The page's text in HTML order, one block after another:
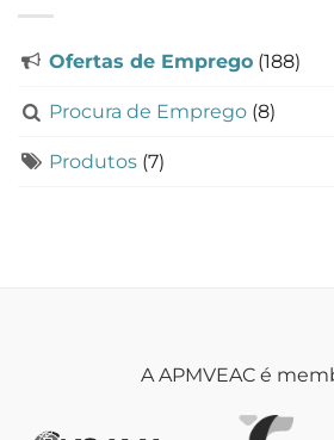
Ofertas de Emprego (188)
Procura de Emprego (8)
Produtos (7)
A APMVEAC é